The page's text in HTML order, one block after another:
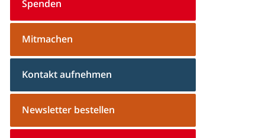
Spenden
Mitmachen
Kontakt aufnehmen
Newsletter bestellen